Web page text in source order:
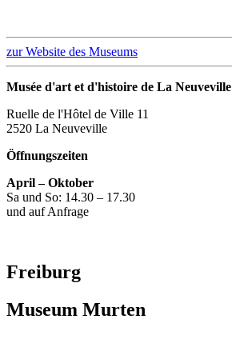
zur Website des Museums
Musée d'art et d'histoire de La Neuveville
Ruelle de l'Hôtel de Ville 11
2520 La Neuveville
Öffnungszeiten
April – Oktober
Sa und So: 14.30 – 17.30
und auf Anfrage
Freiburg
Museum Murten